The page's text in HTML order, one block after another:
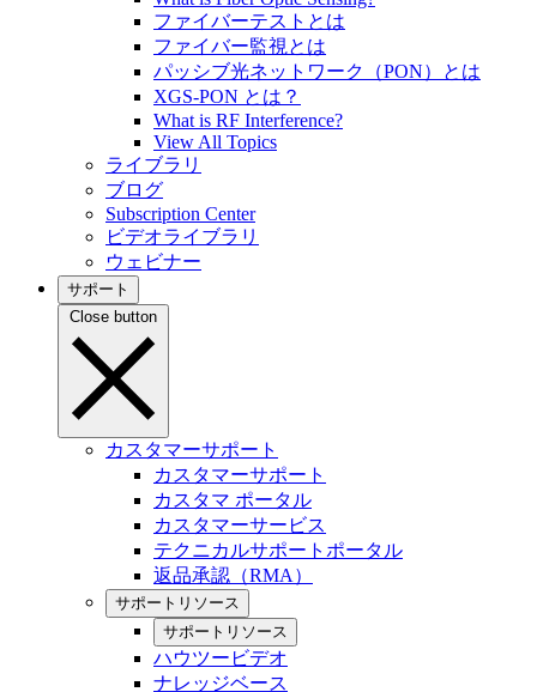
ファイバーテストとは
ファイバー監視とは
パッシブ光ネットワーク（PON）とは
XGS-PON とは？
What is RF Interference?
View All Topics
ライブラリ
ブログ
Subscription Center
ビデオライブラリ
ウェビナー
サポート
Close button
カスタマーサポート
カスタマーサポート
カスタマ ポータル
カスタマーサービス
テクニカルサポートポータル
返品承認（RMA）
サポートリソース
サポートリソース
ハウツービデオ
ナレッジベース